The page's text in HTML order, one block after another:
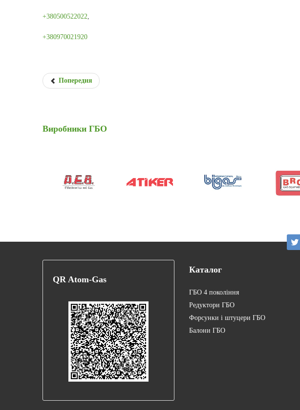
+380500522022,
+380970021920
Попередня
Виробники ГБО
QR Atom-Gas
Каталог
ГБО 4 покоління
Редуктори ГБО
Форсунки і штуцери ГБО
Балони ГБО